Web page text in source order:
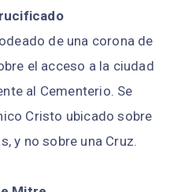
de una corona de
el acceso a la ciudad
al Cementerio. Se
Cristo ubicado sobre
y no sobre una Cruz.